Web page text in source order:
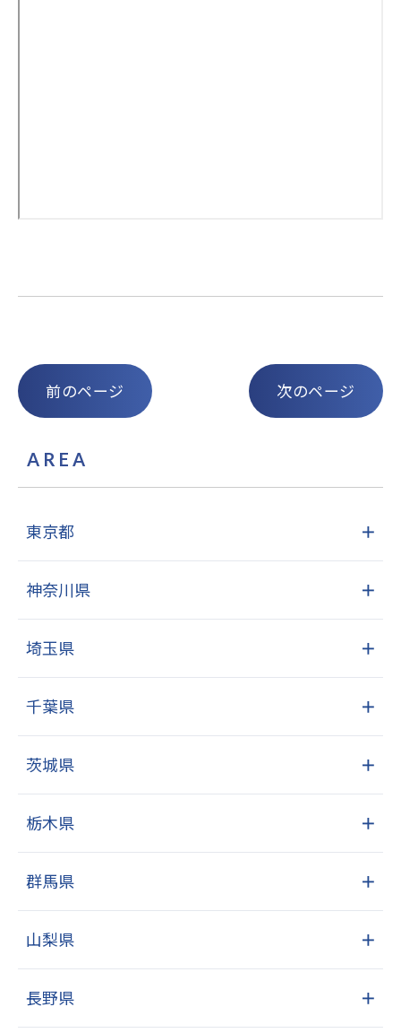
前のページ 次のページ
AREA
東京都 ＋
神奈川県 ＋
埼玉県 ＋
千葉県 ＋
茨城県 ＋
栃木県 ＋
群馬県 ＋
山梨県 ＋
長野県 ＋